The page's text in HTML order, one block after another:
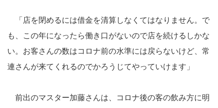
「店を閉めるには借金を清算しなくてはなりません。で
も、この年になったら働き口がないので店を続けるしかな
い。お客さんの数はコロナ前の水準には戻らないけど、常
連さんが来てくれるのでかろうじてやっていけます」
前出のマスター加藤さんは、コロナ後の客の飲み方に明